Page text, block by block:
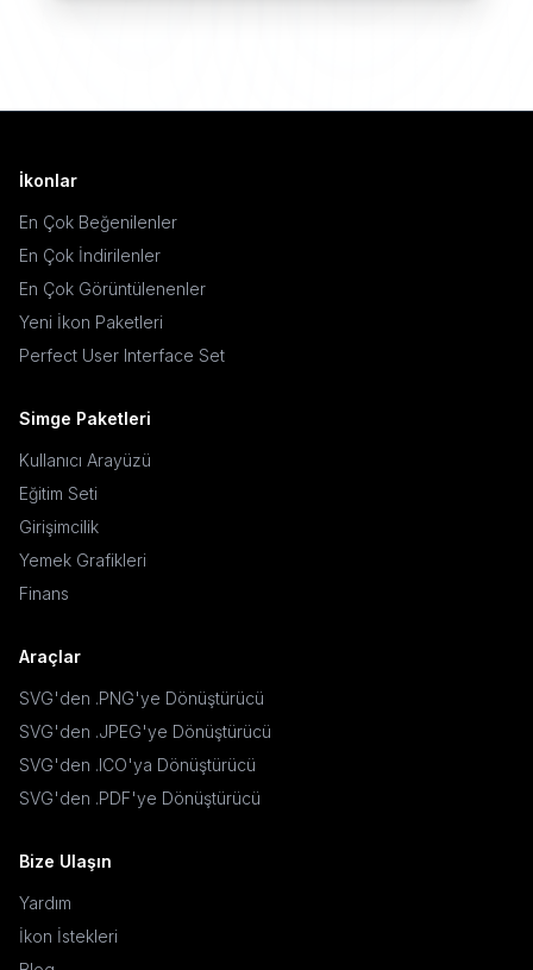
İkonlar
En Çok Beğenilenler
En Çok İndirilenler
En Çok Görüntülenenler
Yeni İkon Paketleri
Perfect User Interface Set
Simge Paketleri
Kullanıcı Arayüzü
Eğitim Seti
Girişimcilik
Yemek Grafikleri
Finans
Araçlar
SVG'den .PNG'ye Dönüştürücü
SVG'den .JPEG'ye Dönüştürücü
SVG'den .ICO'ya Dönüştürücü
SVG'den .PDF'ye Dönüştürücü
Bize Ulaşın
Yardım
İkon İstekleri